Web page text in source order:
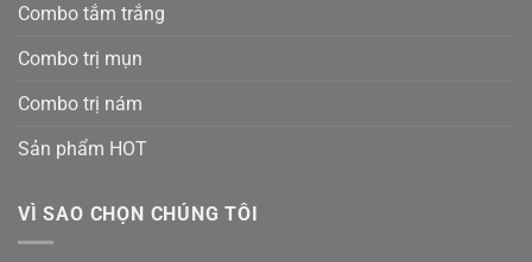
Combo tắm trắng
Combo trị mụn
Combo trị nám
Sản phẩm HOT
VÌ SAO CHỌN CHÚNG TÔI